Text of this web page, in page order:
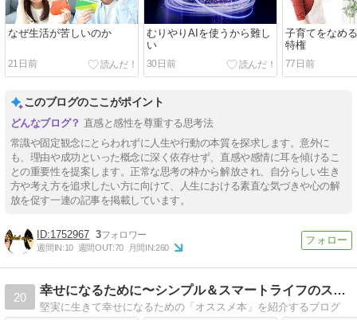
なぜ生活が苦しいのか
21日前
むりやりAIを使うから難し
い
30日前
子育てをなめ
特権
77日前
このブログのここがポイント
直感と感性を尊重する思考法
常識や固定観念にとらわれずに人生や行動の本質を探求します。意外に
も、理由や成功といった概念に深く依存せず、直感や感情に耳を傾けるこ
との重要性を提案します。正常な思考の枠から解放され、自分らしい生き
方や考え方を追求したい方に向けて、人生における素直な気づきや心の解
放を促す一連の記事を掲載しています。
1752967 3
週間IN:10 週間OUT:70 月間IN:260
20
幸せになるために〜シンプル＆スマートライフのススメ
堅実に生きて幸せになるための「オススメ本」を紹介するブログ